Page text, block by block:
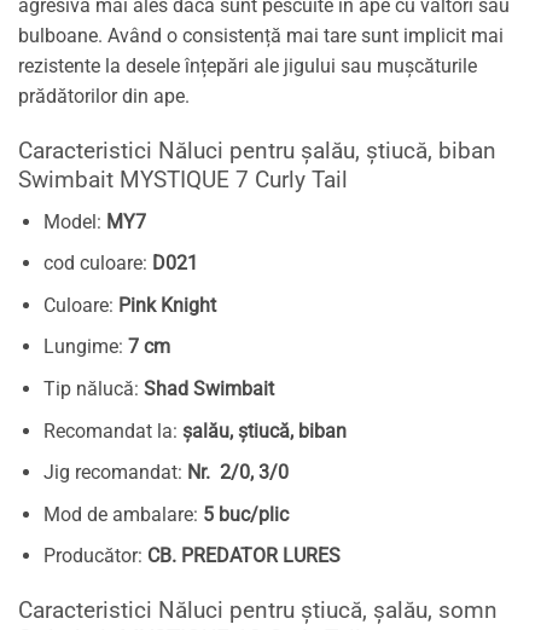
agresivă mai ales dacă sunt pescuite în ape cu vâltori sau
bulboane. Având o consistență mai tare sunt implicit mai
rezistente la desele înțepări ale jigului sau mușcăturile
prădătorilor din ape.
Caracteristici Năluci pentru șalău, știucă, biban
Swimbait MYSTIQUE 7 Curly Tail
Model: MY7
cod culoare: D021
Culoare: Pink Knight
Lungime: 7 cm
Tip nălucă: Shad Swimbait
Recomandat la: șalău, știucă, biban
Jig recomandat: Nr. 2/0, 3/0
Mod de ambalare: 5 buc/plic
Producător: CB. PREDATOR LURES
Caracteristici Năluci pentru știucă, șalău, somn